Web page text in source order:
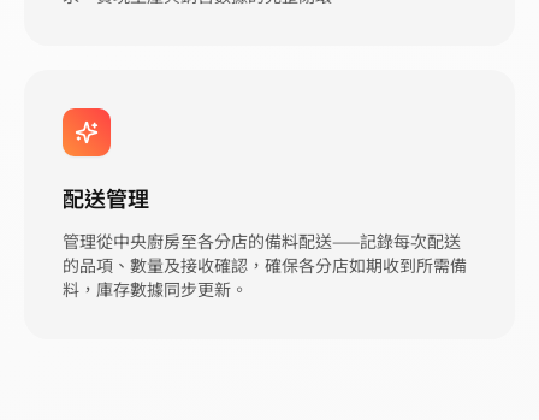
配送管理
管理從中央廚房至各分店的備料配送——記錄每次配送
的品項、數量及接收確認，確保各分店如期收到所需備
料，庫存數據同步更新。